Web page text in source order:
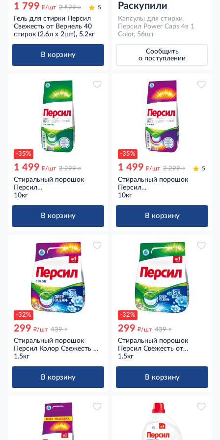
1 799 д/шт 2 599 д 5
Гель для стирки Персил
Свежесть от Вернель 40
стирок (2.6л x 2шт), 5.2кг
В корзину
Раскупили
Капсулы для стирки
Персил Power Caps 4в 1
Color, 56шт
Сообщить
о поступлении
-35%
1 499 д/шт 2 299 д
Стиральный порошок
Персил
Профессиональный
белья 66 стирок, 10кг
10кг
В корзину
-35%
1 499 д/шт 2 299 д 5
Стиральный порошок
Персил
Профессиональный Колор
10кг
В корзину
-32%
299 д/шт 439 д
Стиральный порошок
Персил Колор Свежесть от
Вернель для цветного
1.5кг
В корзину
-32%
299 д/шт 439 д
Стиральный порошок
Персил Свежесть от
Вернель для белого белья
1.5кг
В корзину